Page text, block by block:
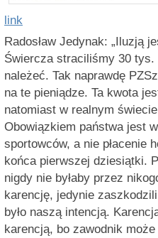
link
Radosław Jedynak: „Iluzją
Świercza straciliśmy 30 tys.
należeć. Tak naprawdę
na te pieniądze. Ta kwota
natomiast w realnym
Obowiązkiem państwa jest
sportowców, a nie płacenie
końca pierwszej dziesiątki.
nigdy nie byłaby przez
karencję, jedynie
było naszą intencją.
karencją, bo zawodnik